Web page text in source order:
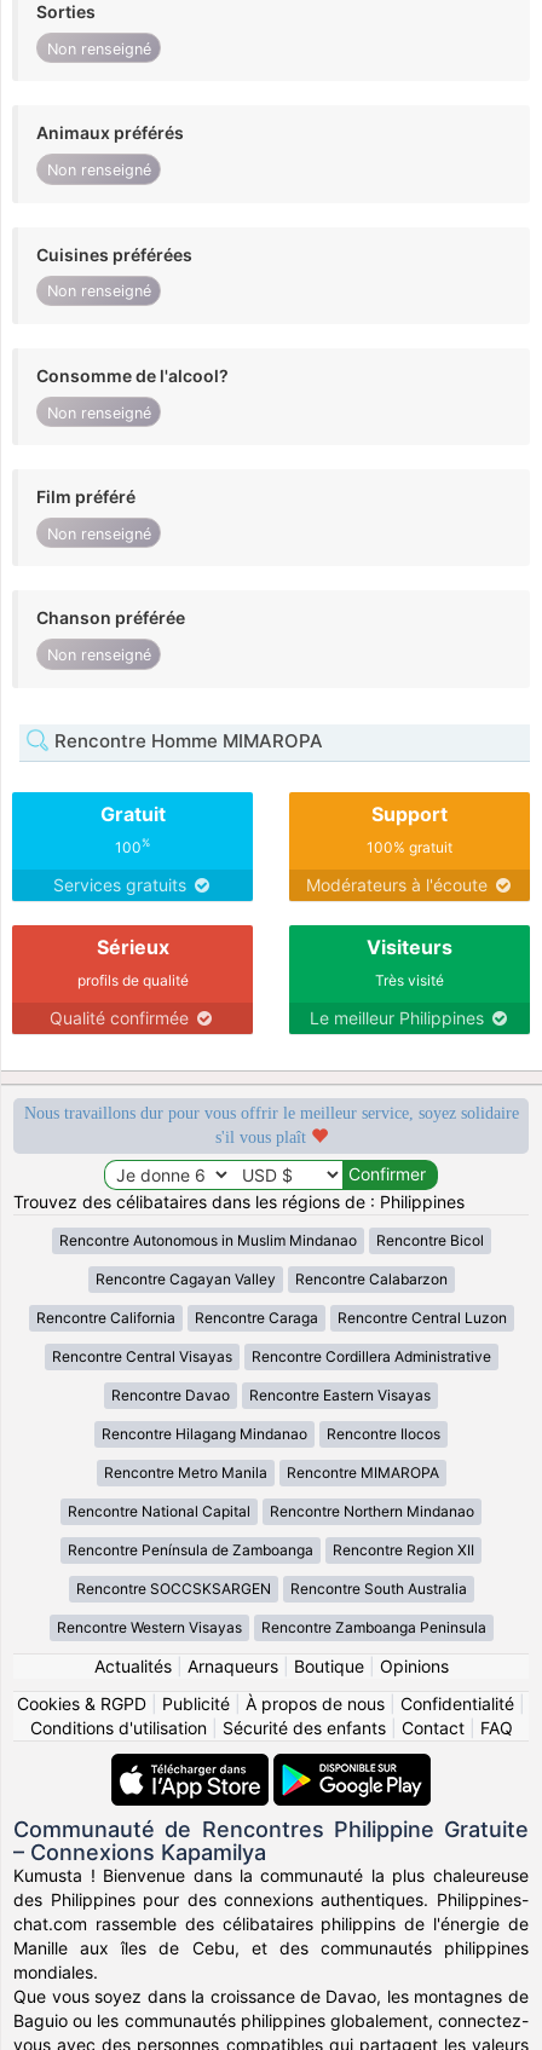
Sorties
Non renseigné
Animaux préférés
Non renseigné
Cuisines préférées
Non renseigné
Consomme de l'alcool?
Non renseigné
Film préféré
Non renseigné
Chanson préférée
Non renseigné
Rencontre Homme MIMAROPA
Gratuit
100%
Services gratuits
Support
100% gratuit
Modérateurs à l'écoute
Sérieux
profils de qualité
Qualité confirmée
Visiteurs
Très visité
Le meilleur Philippines
Nous travaillons dur pour vous offrir le meilleur service, soyez solidaire
s'il vous plaît
Trouvez des célibataires dans les régions de : Philippines
Rencontre Autonomous in Muslim Mindanao Rencontre Bicol
Rencontre Cagayan Valley Rencontre Calabarzon
Rencontre California Rencontre Caraga Rencontre Central Luzon
Rencontre Central Visayas Rencontre Cordillera Administrative
Rencontre Davao Rencontre Eastern Visayas
Rencontre Hilagang Mindanao Rencontre Ilocos
Rencontre Metro Manila Rencontre MIMAROPA
Rencontre National Capital Rencontre Northern Mindanao
Rencontre Península de Zamboanga Rencontre Region XII
Rencontre SOCCSKSARGEN Rencontre South Australia
Rencontre Western Visayas Rencontre Zamboanga Peninsula
Actualités| Arnaqueurs| Boutique| Opinions
Cookies & RGPD
Publicité À propos de nous Confidentialité
Conditions d'utilisation| Sécurité des enfants| Contact| FAQ
Communauté de Rencontres Philippine Gratuite
– Connexions Kapamilya
Kumusta ! Bienvenue dans la communauté la plus chaleureuse
des Philippines pour des connexions authentiques. Philippines-
chat.com rassemble des célibataires philippins de l'énergie de
Manille aux îles de Cebu, et des communautés philippines
mondiales.
Que vous soyez dans la croissance de Davao, les montagnes de
Baguio ou les communautés philippines globalement, connectez-
vous avec des personnes compatibles qui partagent les valeurs